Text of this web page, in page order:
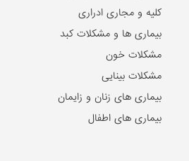
کلیه و مجاری ادراری
بیماری ها و مشکلات کبد
مشکلات خون
مشکلات بینایی
بیماری های زنان و زایمان
بیماری های اطفال